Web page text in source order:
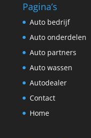
Pagina’s
Auto bedrijf
Auto onderdelen
Auto partners
Auto wassen
Autodealer
Contact
Home